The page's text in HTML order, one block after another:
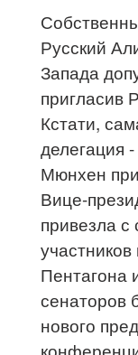
Русский
Запада
пригласив
Кстати,
делегация
Мюнхен
Вице-
привезла с
Пентагона
сенаторов
нового